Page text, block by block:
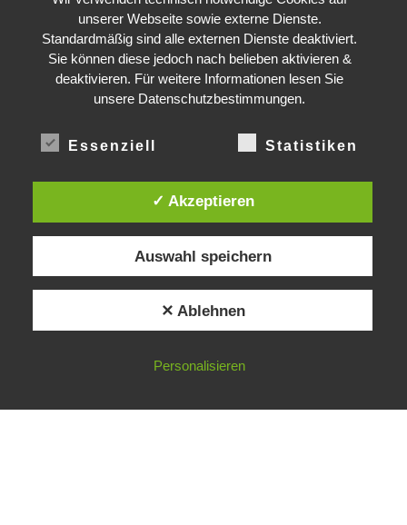
346 09 10
43,500,000km²
Gradwandler – Alle Rechte vorbehalten
unserer Webseite sowie externe Dienste.
Standardmäßig sind alle externen Dienste deaktiviert.
Sie können diese jedoch nach belieben aktivieren &
deaktivieren. Für weitere Informationen lesen Sie
unsere Datenschutzbestimmungen.
Essenziell Statistiken
✓ Akzeptieren
Auswahl speichern
✕ Ablehnen
Personalisieren